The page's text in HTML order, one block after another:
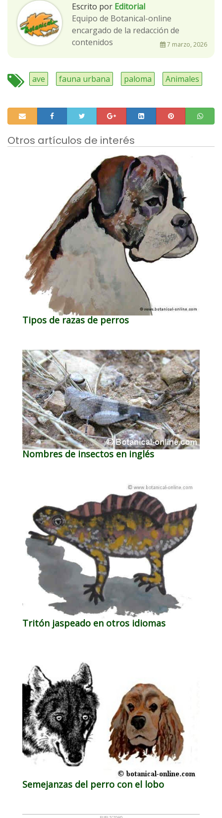
Escrito por Editorial
Equipo de Botanical-online
encargado de la redacción de
contenidos
7 marzo, 2026
ave fauna urbana paloma Animales
Otros artículos de interés
Tipos de razas de perros
Nombres de insectos en inglés
Tritón jaspeado en otros idiomas
Semejanzas del perro con el lobo